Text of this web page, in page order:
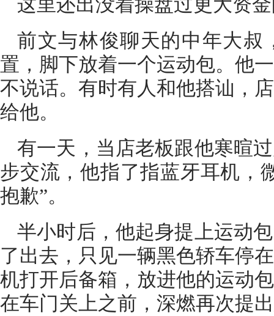
这里还出没着操盘过更大资
前文与林俊聊天的中年大叔
置，脚下放着一个运动包。他
不说话。有时有人和他搭讪，
给他。
有一天，当店老板跟他寒暄
步交流，他指了指蓝牙耳机，
抱歉”。
半小时后，他起身提上运动
了出去，只见一辆黑色轿车停
机打开后备箱，放进他的运动
在车门关上之前，深燃再次提